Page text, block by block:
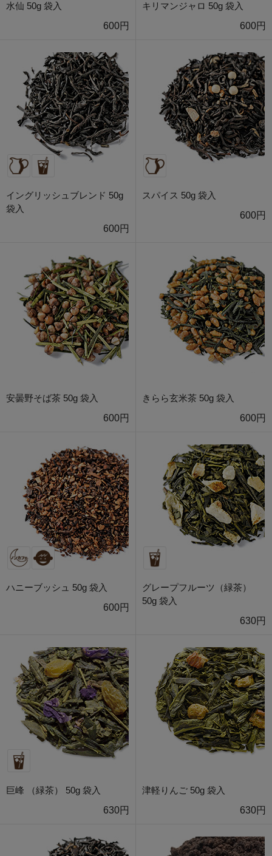
水仙 50g 袋入
600円
キリマンジャロ 50g 袋入
600円
イングリッシュブレンド 50g
袋入
600円
スパイス 50g 袋入
600円
安曇野そば茶 50g 袋入
600円
きらら玄米茶 50g 袋入
600円
ハニーブッシュ 50g 袋入
600円
グレープフルーツ（緑茶）
50g 袋入
630円
巨峰 （緑茶） 50g 袋入
630円
津軽りんご 50g 袋入
630円